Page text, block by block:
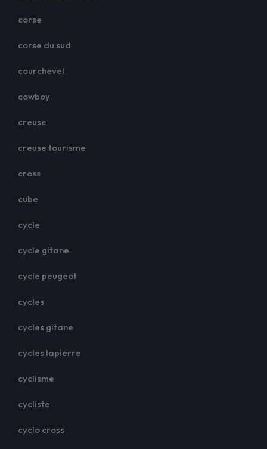
corse
corse du sud
courchevel
cowboy
creuse
creuse tourisme
cross
cube
cycle
cycle gitane
cycle peugeot
cycles
cycles gitane
cycles lapierre
cyclisme
cycliste
cyclo cross